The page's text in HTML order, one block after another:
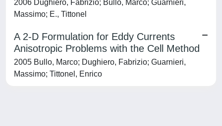
2006 Dughiero, Fabrizio; Bullo, Marco; Guarnieri,
Massimo; E., Tittonel
A 2-D Formulation for Eddy Currents
Anisotropic Problems with the Cell Method
2005 Bullo, Marco; Dughiero, Fabrizio; Guarnieri,
Massimo; Tittonel, Enrico